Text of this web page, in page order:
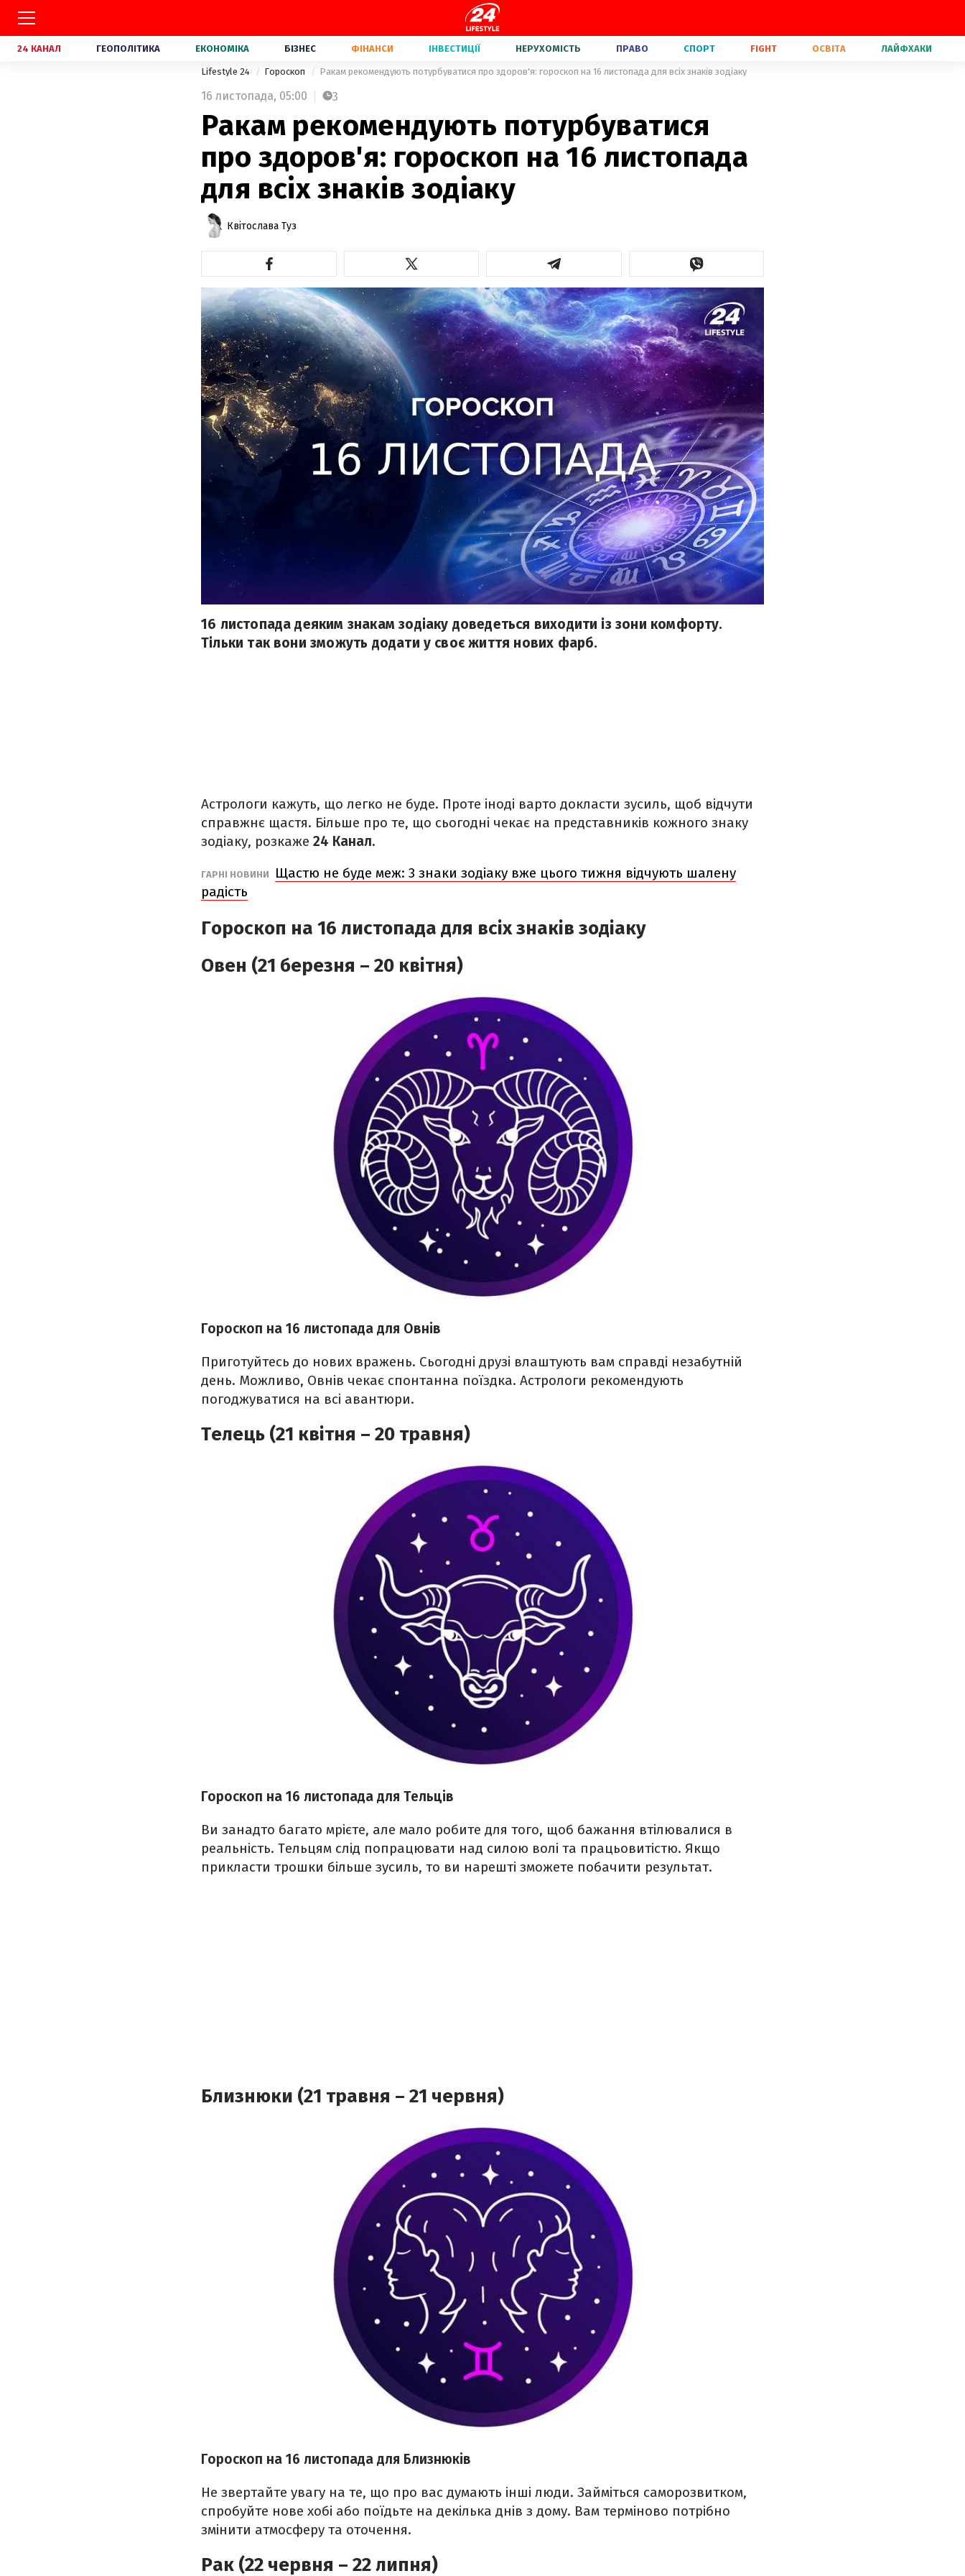
24 КАНАЛ ГЕОПОЛІТИКА ЕКОНОМІКА БІЗНЕС ФІНАНСИ ІНВЕСТИЦІЇ НЕРУХОМІСТЬ ПРАВО СПОРТ FIGHT ОСВІТА ЛАЙФХАКИ
Lifestyle 24 Гороскоп Ракам рекомендують потурбуватися про здоров'я: гороскоп на 16 листопада для всіх знаків зодіаку
16 листопада, 05:00 3
Ракам рекомендують потурбуватися
про здоров'я: гороскоп на 16 листопада
для всіх знаків зодіаку
Квітослава Туз
16 листопада деяким знакам зодіаку доведеться виходити із зони комфорту.
Тільки так вони зможуть додати у своє життя нових фарб.
Астрологи кажуть, що легко не буде. Проте іноді варто докласти зусиль, щоб відчути
справжнє щастя. Більше про те, що сьогодні чекає на представників кожного знаку
зодіаку, розкаже 24 Канал.
ГАРНІ НОВИНИ
Щастю не буде меж: 3 знаки зодіаку вже цього тижня відчують шалену
радість
Гороскоп на 16 листопада для всіх знаків зодіаку
Овен (21 березня – 20 квітня)
Гороскоп на 16 листопада для Овнів
Приготуйтесь до нових вражень. Сьогодні друзі влаштують вам справді незабутній
день. Можливо, Овнів чекає спонтанна поїздка. Астрологи рекомендують
погоджуватися на всі авантюри.
Телець (21 квітня – 20 травня)
Гороскоп на 16 листопада для Тельців
Ви занадто багато мрієте, але мало робите для того, щоб бажання втілювалися в
реальність. Тельцям слід попрацювати над силою волі та працьовитістю. Якщо
прикласти трошки більше зусиль, то ви нарешті зможете побачити результат.
Близнюки (21 травня – 21 червня)
Гороскоп на 16 листопада для Близнюків
Не звертайте увагу на те, що про вас думають інші люди. Займіться саморозвитком,
спробуйте нове хобі або поїдьте на декілька днів з дому. Вам терміново потрібно
змінити атмосферу та оточення.
Рак (22 червня – 22 липня)